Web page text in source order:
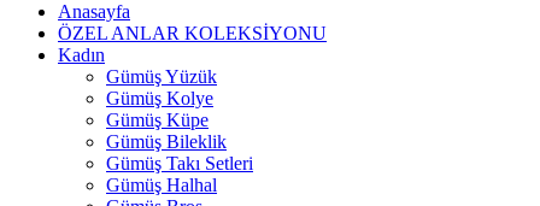
Anasayfa
ÖZEL ANLAR KOLEKSİYONU
Kadın
Gümüş Yüzük
Gümüş Kolye
Gümüş Küpe
Gümüş Bileklik
Gümüş Takı Setleri
Gümüş Halhal